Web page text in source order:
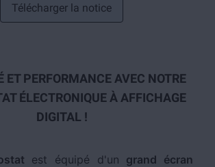
Télécharger la notice
ET PERFORMANCE AVEC NOTRE
ÉLECTRONIQUE À AFFICHAGE
DIGITAL !
est équipé d'un grand écran